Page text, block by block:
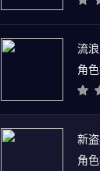
流
角
新
角